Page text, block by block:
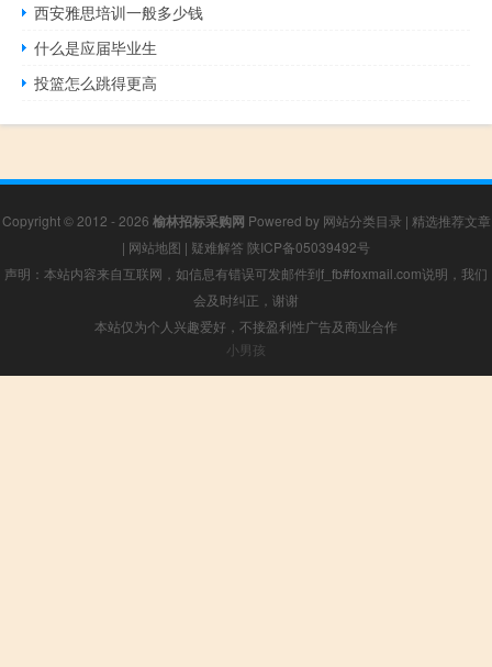
西安雅思培训一般多少钱
什么是应届毕业生
投篮怎么跳得更高
Copyright © 2012 - 2026 榆林招标采购网 Powered by 网站分类目录 | 精选推荐文章
| 网站地图 | 疑难解答 陕ICP备05039492号
声明：本站内容来自互联网，如信息有错误可发邮件到f_fb#foxmail.com说明，我们
会及时纠正，谢谢
本站仅为个人兴趣爱好，不接盈利性广告及商业合作
小男孩